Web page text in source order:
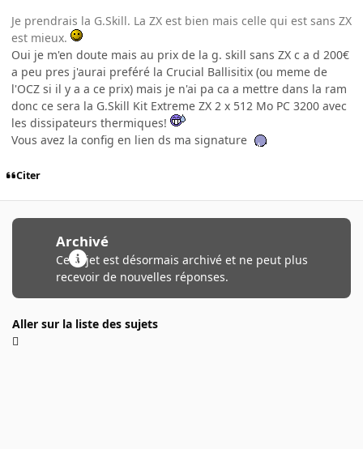
Je prendrais la G.Skill. La ZX est bien mais celle qui est sans ZX
est mieux.
Oui je m'en doute mais au prix de la g. skill sans ZX c a d 200€
a peu pres j'aurai preféré la Crucial Ballisitix (ou meme de
l'OCZ si il y a a ce prix) mais je n'ai pa ca a mettre dans la ram
donc ce sera la G.Skill Kit Extreme ZX 2 x 512 Mo PC 3200 avec
les dissipateurs thermiques!
Vous avez la config en lien ds ma signature
Citer
Archivé
Ce sujet est désormais archivé et ne peut plus
recevoir de nouvelles réponses.
Aller sur la liste des sujets